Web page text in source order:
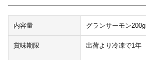
内容量 グランサーモン200g
賞味期限 出荷より冷凍で1年